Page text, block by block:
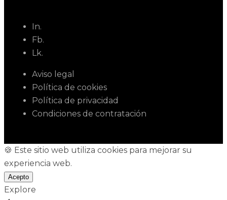
In.
Fb.
Lk.
Aviso legal
Política de cookies
Política de privacidad
Condiciones de contratación
🍪 Este sitio web utiliza cookies para mejorar su
experiencia web.
Acepto
Explore